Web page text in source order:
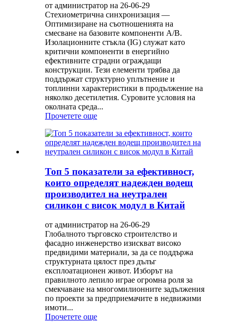
от администратор на 26-06-29
Стехиометрична синхронизация —
Оптимизиране на съотношенията на
смесване на базовите компоненти A/B.
Изолационните стъкла (IG) служат като
критични компоненти в енергийно
ефективните сградни ограждащи
конструкции. Тези елементи трябва да
поддържат структурно уплътнение и
топлинни характеристики в продължение на
няколко десетилетия. Суровите условия на
околната среда...
Прочетете още
Топ 5 показатели за ефективност,
които определят надежден водещ
производител на неутрален
силикон с висок модул в Китай
от администратор на 26-06-29
Глобалното търговско строителство и
фасадно инженерство изискват високо
предвидими материали, за да се поддържа
структурната цялост през дълъг
експлоатационен живот. Изборът на
правилното лепило играе огромна роля за
смекчаване на многомилионните задължения
по проекти за предприемачите в недвижими
имоти...
Прочетете още